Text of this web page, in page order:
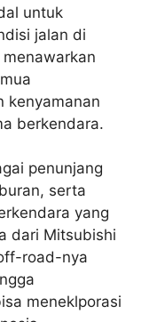
untuk
jalan di
kenyamanan
berkendara.
penunjang
serta
yang
dari Mitsubishi
road-nya
meneklporasi